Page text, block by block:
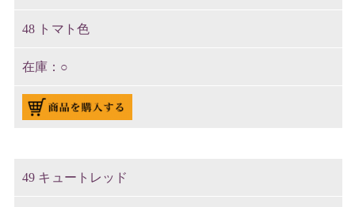
48 トマト色
○
49 キュートレッド